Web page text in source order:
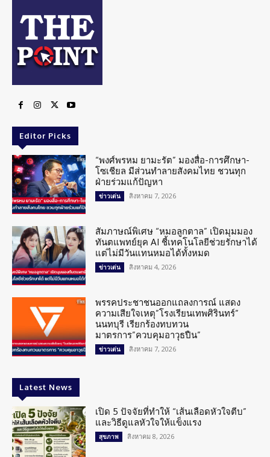
Editor Picks
“พงศ์พรหม ยามะรัต” มองสื่อ-การศึกษา-
โซเชียล มีส่วนทำลายสังคมไทย ชวนทุก
ฝ่ายร่วมแก้ปัญหา
ข่าวเด่น สิงหาคม 7, 2026
สัมภาษณ์พิเศษ “หมอลูกตาล” เปิดมุมมอง
ทันตแพทย์ยุค AI ชี้เทคโนโลยีช่วยรักษาได้
แต่ไม่มีวันแทนหมอได้ทั้งหมด
ข่าวเด่น สิงหาคม 4, 2026
พรรคประชาชนออกแถลงการณ์ แสดง
ความเสียใจเหตุ”โรงเรียนเทพศิรินทร์”
นนทบุรี เรียกร้องทบทวน
มาตรการ”ควบคุมอาวุธปืน”
ข่าวเด่น สิงหาคม 7, 2026
Latest News
เปิด 5 ปัจจัยที่ทำให้ “เส้นเลือดหัวใจตีบ”
และวิธีดูแลหัวใจให้แข็งแรง
สุขภาพ สิงหาคม 8, 2026